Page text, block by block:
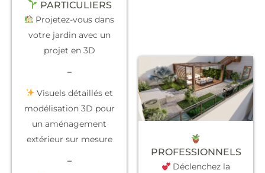
PARTICULIERS
Projetez-vous dans
votre jardin avec un
projet en 3D
–
Visuels détaillés et
modélisation 3D pour
un aménagement
extérieur sur mesure
–
PROFESSIONNELS
Déclenchez la